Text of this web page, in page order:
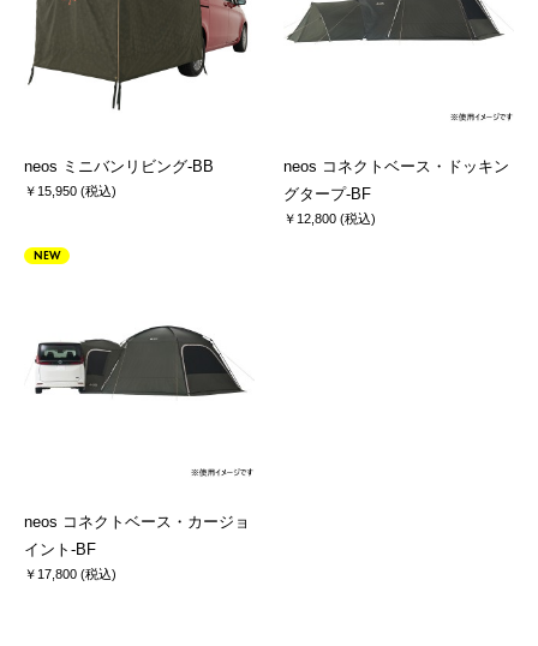
neos ミニバンリビング-BB
￥15,950 (税込)
neos コネクトベース・ドッキン
グタープ-BF
￥12,800 (税込)
NEW
neos コネクトベース・カージョ
イント-BF
￥17,800 (税込)